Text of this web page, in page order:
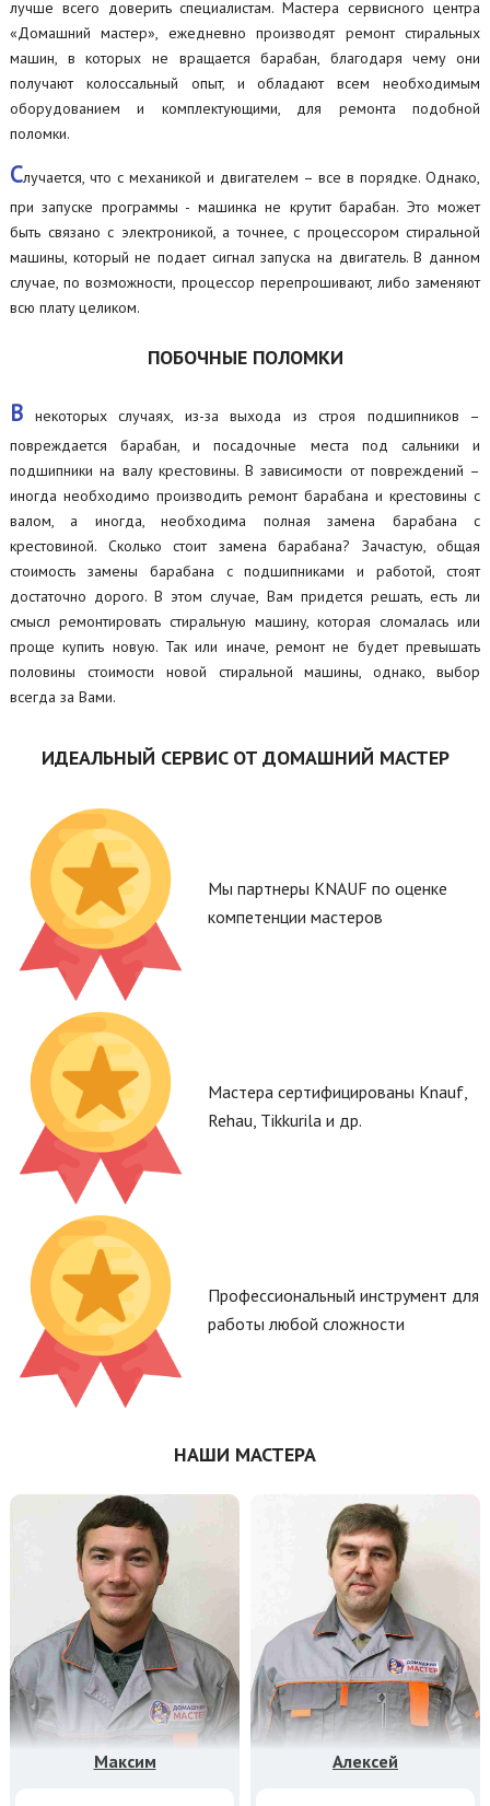
лучше всего доверить специалистам. Мастера сервисного центра
«Домашний мастер», ежедневно производят ремонт стиральных
машин, в которых не вращается барабан, благодаря чему они
получают колоссальный опыт, и обладают всем необходимым
оборудованием и комплектующими, для ремонта подобной
поломки.
Случается, что с механикой и двигателем – все в порядке. Однако,
при запуске программы - машинка не крутит барабан. Это может
быть связано с электроникой, а точнее, с процессором стиральной
машины, который не подает сигнал запуска на двигатель. В данном
случае, по возможности, процессор перепрошивают, либо заменяют
всю плату целиком.
ПОБОЧНЫЕ ПОЛОМКИ
В некоторых случаях, из-за выхода из строя подшипников –
повреждается барабан, и посадочные места под сальники и
подшипники на валу крестовины. В зависимости от повреждений –
иногда необходимо производить ремонт барабана и крестовины с
валом, а иногда, необходима полная замена барабана с
крестовиной. Сколько стоит замена барабана? Зачастую, общая
стоимость замены барабана с подшипниками и работой, стоят
достаточно дорого. В этом случае, Вам придется решать, есть ли
смысл ремонтировать стиральную машину, которая сломалась или
проще купить новую. Так или иначе, ремонт не будет превышать
половины стоимости новой стиральной машины, однако, выбор
всегда за Вами.
ИДЕАЛЬНЫЙ СЕРВИС ОТ ДОМАШНИЙ МАСТЕР
Мы партнеры KNAUF по оценке
компетенции мастеров
Мастера сертифицированы Knauf,
Rehau, Tikkurila и др.
Профессиональный инструмент для
работы любой сложности
НАШИ МАСТЕРА
Максим Алексей